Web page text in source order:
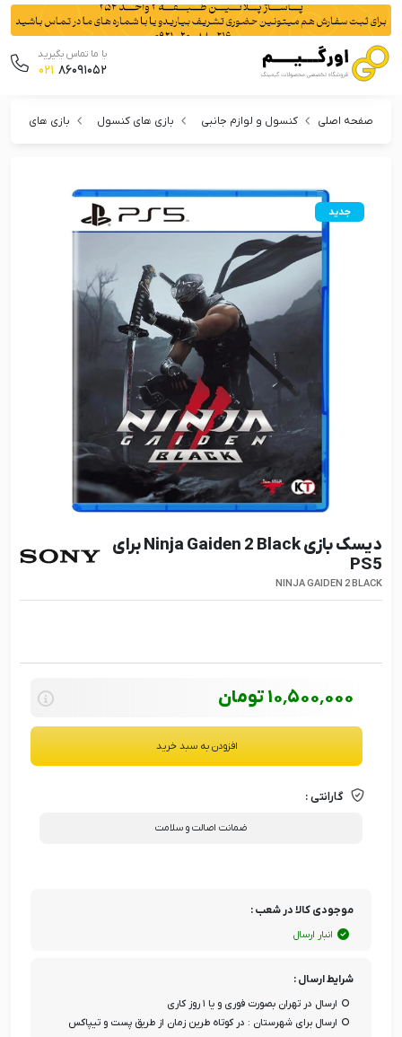
با ما تماس بگیرید
021 86091052
صفحه اصلی کنسول و لوازم جانبی بازی های کنسول بازی های پلی
جدید
دیسک بازی Ninja Gaiden 2 Black برای
PS5
NINJA GAIDEN 2 BLACK
10٬500٬000تومان
افزودن به سبد خرید
گارانتی :
ضمانت اصالت و سلامت
موجودی کالا در شعب :
انبار ارسال
شرایط ارسال :
ارسال در تهران بصورت فوری و یا ۱ روز کاری
ارسال برای شهرستان : در کوتاه طرین زمان از طریق پست و تیپاکس